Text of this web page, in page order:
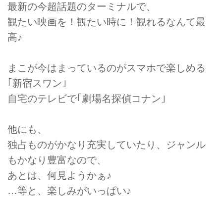
最新の今超話題のターミナルで、
観たい映画を！観たい時に！観れるなんて最
高♪
まこが今はまっているのがスマホで楽しめる
｢新宿スワン｣
自宅のテレビで｢劇場名探偵コナン｣
他にも、
独占ものがかなり充実していたり、ジャンル
もかなり豊富なので、
あとは、何見ようかぁ♪
…等と、楽しみがいっぱい♪